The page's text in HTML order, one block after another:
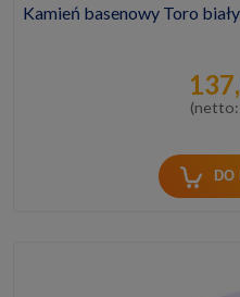
Kamień basenowy Toro
(netto:
DO